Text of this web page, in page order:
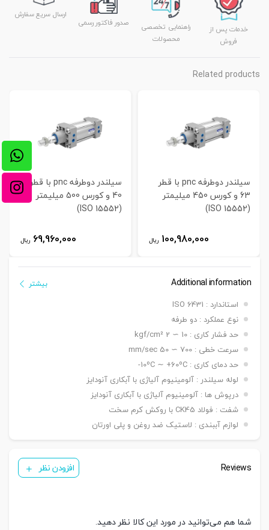
خدمات پس از
فروش
راهنمایی تخصصی
محصولات
صدور فاکتور رسمی
ارسال سریع سفارش
Related products
سیلندر دوطرفه pnc با قطر
63 و کورس 450 میلیمتر
(ISO 15552)
100,980,000 ریال
سیلندر دوطرفه pnc با قطر
40 و کورس 500 میلیمتر
(ISO 15552)
69,960,000 ریال
Additional information
استاندارد : ISO 6431
نوع عملکرد : دو طرفه
حد فشار کاری : 10 ∼ 2 kgf/cm²
سرعت خطی : 700 ∼ 50 mm/sec
حد دمای کاری : 10ºC ∼ +60ºC-
لوله سیلندر : آلومینیوم آلیاژی با آبکاری آنودایز
درپوش ها : آلومینیوم آلیاژی با آبکاری آنودایز
شفت : فولاد CK45 با روکش کرم سخت
لوازم آببندی : لاستیک ضد روغن و پلی اورتان
بیشتر
Reviews افزودن نظر
شما هم می‌توانید در مورد این کالا نظر دهید.